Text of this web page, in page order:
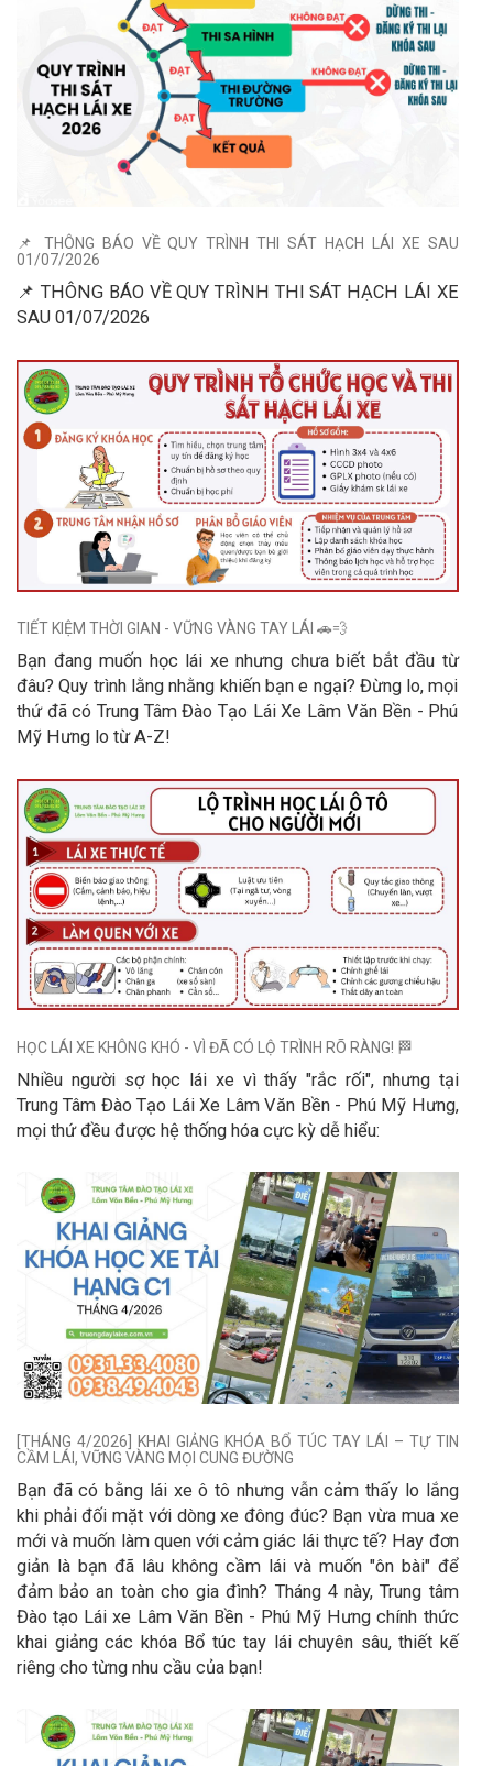
📌 THÔNG BÁO VỀ QUY TRÌNH THI SÁT HẠCH LÁI XE SAU
01/07/2026
📌 THÔNG BÁO VỀ QUY TRÌNH THI SÁT HẠCH LÁI XE
SAU 01/07/2026
TIẾT KIỆM THỜI GIAN - VỮNG VÀNG TAY LÁI 🚗💨
Bạn đang muốn học lái xe nhưng chưa biết bắt đầu từ
đâu? Quy trình lằng nhằng khiến bạn e ngại? Đừng lo, mọi
thứ đã có Trung Tâm Đào Tạo Lái Xe Lâm Văn Bền - Phú
Mỹ Hưng lo từ A-Z!
HỌC LÁI XE KHÔNG KHÓ - VÌ ĐÃ CÓ LỘ TRÌNH RÕ RÀNG! 🏁
Nhiều người sợ học lái xe vì thấy "rắc rối", nhưng tại
Trung Tâm Đào Tạo Lái Xe Lâm Văn Bền - Phú Mỹ Hưng,
mọi thứ đều được hệ thống hóa cực kỳ dễ hiểu:
[THÁNG 4/2026] KHAI GIẢNG KHÓA BỔ TÚC TAY LÁI – TỰ TIN
CẦM LÁI, VỮNG VÀNG MỌI CUNG ĐƯỜNG
Bạn đã có bằng lái xe ô tô nhưng vẫn cảm thấy lo lắng
khi phải đối mặt với dòng xe đông đúc? Bạn vừa mua xe
mới và muốn làm quen với cảm giác lái thực tế? Hay đơn
giản là bạn đã lâu không cầm lái và muốn "ôn bài" để
đảm bảo an toàn cho gia đình? Tháng 4 này, Trung tâm
Đào tạo Lái xe Lâm Văn Bền - Phú Mỹ Hưng chính thức
khai giảng các khóa Bổ túc tay lái chuyên sâu, thiết kế
riêng cho từng nhu cầu của bạn!